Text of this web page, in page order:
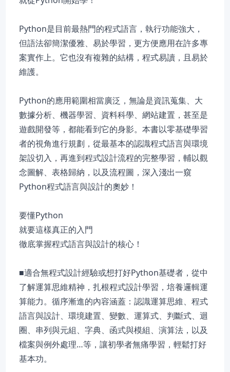
Python是目前最熱門的程式語言，執行功能強大，
但語法卻簡潔優雅、易於學習，更方便應用在許多專
案實作上。它也沒有複雜的結構，程式易讀，且易於
維護。
Python的應用範圍相當廣泛，無論是資訊蒐集、大
數據分析、機器學習、資料科學、網站建置，甚至是
遊戲開發等，都能看到它的身影。本書以零基礎學習
者的視角進行規劃，從最基本的認識程式語言與環境
架設切入，再進到程式設計流程的完整學習，輔以觀
念圖解、表格歸納，以及流程圖，深入淺出一窺
Python程式語言與設計的奧妙！
要懂Python
就要這樣真正的入門
徹底掌握程式語言與設計的核心！
■適合無程式設計經驗或想打好Python基礎者，從中
了解運算思維精神，扎根程式設計學習，培養邏輯運
算能力。循序漸進的內容涵蓋：認識運算思維、程式
語言與設計、環境建置、變數、運算式、判斷式、迴
圈、串列與元組、字典、函式與模組、演算法，以及
檔案與例外處理…等，讓初學者無痛學習，輕鬆打好
基本功。